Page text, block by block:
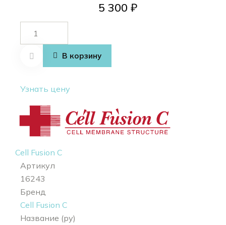
5 300 ₽
Количество
товара pH
BIOME
Serum
В корзину
Узнать цену
Cell Fusion C
Артикул
16243
Бренд
Cell Fusion C
Название (ру)